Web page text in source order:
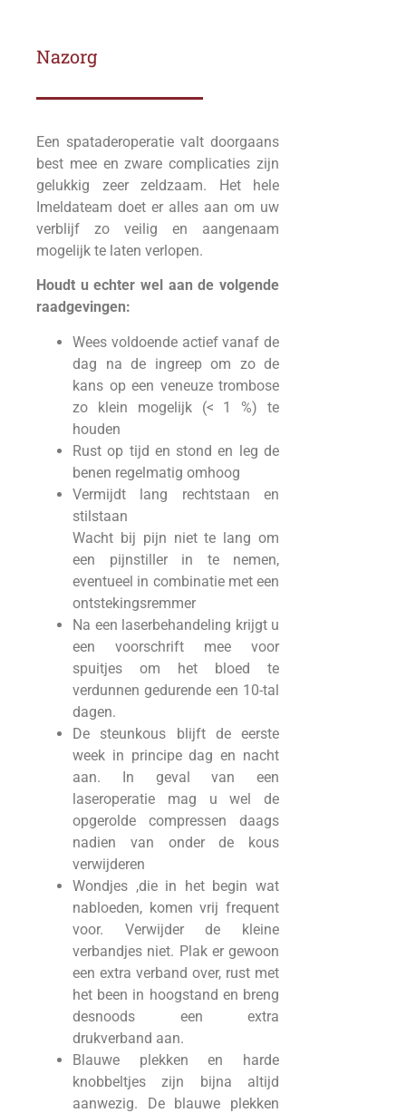
Nazorg
Een spataderoperatie valt doorgaans
best mee en zware complicaties zijn
gelukkig zeer zeldzaam. Het hele
Imeldateam doet er alles aan om uw
verblijf zo veilig en aangenaam
mogelijk te laten verlopen.
Houdt u echter wel aan de volgende
raadgevingen:
Wees voldoende actief vanaf de
dag na de ingreep om zo de
kans op een veneuze trombose
zo klein mogelijk (< 1 %) te
houden
Rust op tijd en stond en leg de
benen regelmatig omhoog
Vermijdt lang rechtstaan en
stilstaan
Wacht bij pijn niet te lang om
een pijnstiller in te nemen,
eventueel in combinatie met een
ontstekingsremmer
Na een laserbehandeling krijgt u
een voorschrift mee voor
spuitjes om het bloed te
verdunnen gedurende een 10-tal
dagen.
De steunkous blijft de eerste
week in principe dag en nacht
aan. In geval van een
laseroperatie mag u wel de
opgerolde compressen daags
nadien van onder de kous
verwijderen
Wondjes ,die in het begin wat
nabloeden, komen vrij frequent
voor. Verwijder de kleine
verbandjes niet. Plak er gewoon
een extra verband over, rust met
het been in hoogstand en breng
desnoods een extra
drukverband aan.
Blauwe plekken en harde
knobbeltjes zijn bijna altijd
aanwezig. De blauwe plekken